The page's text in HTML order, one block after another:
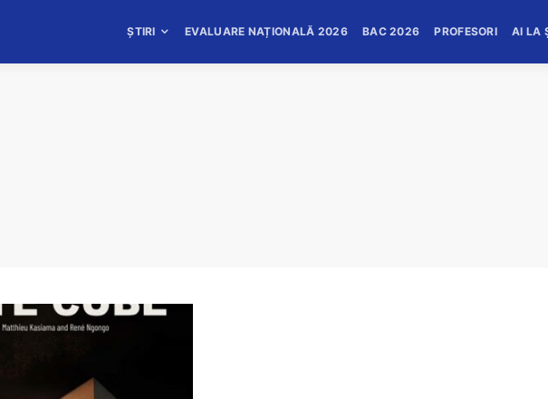
ȘTIRI EVALUARE NAȚIONALĂ 2026 BAC 2026 PROFESORI AI LA